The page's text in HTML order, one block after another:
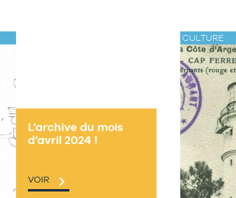
L’archive du mois
d’avril 2024 !
VOIR
CULTURE